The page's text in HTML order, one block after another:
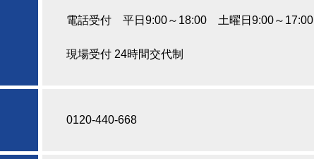
電話受付 平日9:00～18:00 土曜日9:00～17:00
現場受付 24時間交代制
0120-440-668